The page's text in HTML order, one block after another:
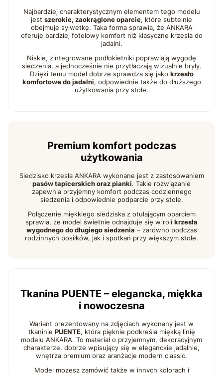
Najbardziej charakterystycznym elementem tego modelu
jest szerokie, zaokrąglone oparcie, które subtelnie
obejmuje sylwetkę. Taka forma sprawia, że ANKARA
oferuje bardziej fotelowy komfort niż klasyczne krzesła do
jadalni.
Niskie, zintegrowane podłokietniki poprawiają wygodę
siedzenia, a jednocześnie nie przytłaczają wizualnie bryły.
Dzięki temu model dobrze sprawdza się jako krzesło
komfortowe do jadalni, odpowiednie także do dłuższego
użytkowania przy stole.
Premium komfort podczas
użytkowania
Siedzisko krzesła ANKARA wykonane jest z zastosowaniem
pasów tapicerskich oraz pianki. Takie rozwiązanie
zapewnia przyjemny komfort podczas codziennego
siedzenia i odpowiednie podparcie przy stole.
Połączenie miękkiego siedziska z otulającym oparciem
sprawia, że model świetnie odnajduje się w roli krzesła
wygodnego do długiego siedzenia – zarówno podczas
rodzinnych posiłków, jak i spotkań przy większym stole.
Tkanina PUENTE – elegancka, miękka
i nowoczesna
Wariant prezentowany na zdjęciach wykonany jest w
tkaninie PUENTE, która pięknie podkreśla miękką linię
modelu ANKARA. To materiał o przyjemnym, dekoracyjnym
charakterze, dobrze wpisujący się w eleganckie jadalnie,
wnętrza premium oraz aranżacje modern classic.
Model możesz zamówić także w innych kolorach i